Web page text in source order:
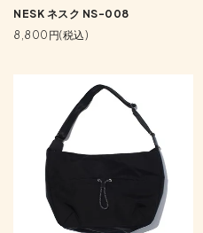
NESK ネスク NS-008
8,800円(税込)